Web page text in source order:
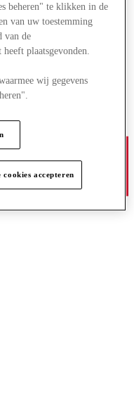
beheren" te klikken in de
van uw toestemming
van de
plaatsgevonden.
wij gegevens
cookies accepteren